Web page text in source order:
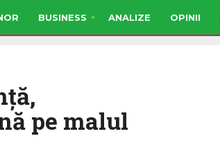
BUSINESS ANALIZE OPINII
pe malul